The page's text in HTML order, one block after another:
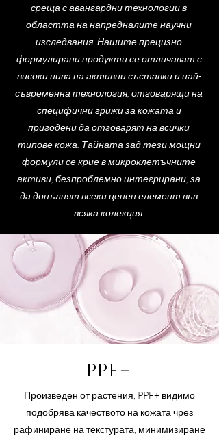
среща с авангардни технологии в
областта на напредналите научни
изследвания. Нашите прецизно
формулирани продукти се отличават с
високи нива на активни съставки и най-
съвременна технология, отговарящи на
специфични грижи за кожата и
пригодени да отговарят на всички
типове кожа. Тайната зад тези мощни
формули се крие в микроклетъчните
активи, безпроблемно интегрирани, за
да допълнят всеки ценен елемент във
всяка колекция.
PPF+
Произведен от растения, PPF+ видимо
подобрява качеството на кожата чрез
рафиниране на текстурата, минимизиране